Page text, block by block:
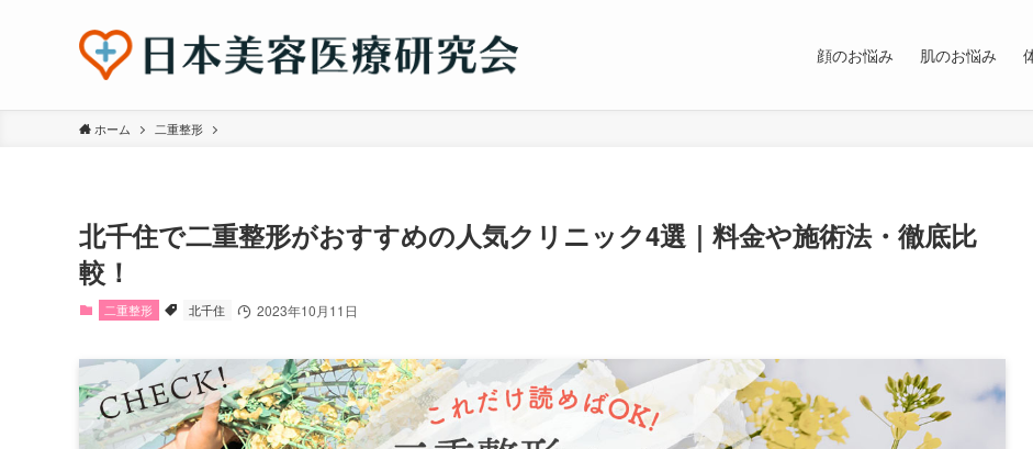
顔のお悩み 肌のお悩み
ホーム 二重整形
北千住で二重整形がおすすめの人気クリニック4選｜料金や施術法・徹底比
較！
二重整形 北千住 2023年10月11日